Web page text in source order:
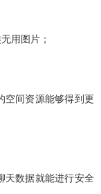
用图片；
空间资源能够得到更
天数据就能进行安全